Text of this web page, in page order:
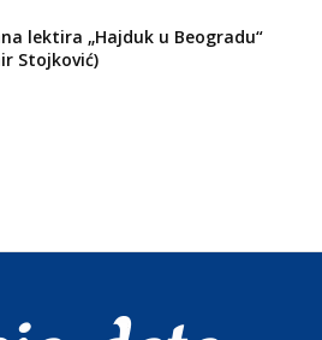
lektira „Hajduk u Beogradu“
Stojković)